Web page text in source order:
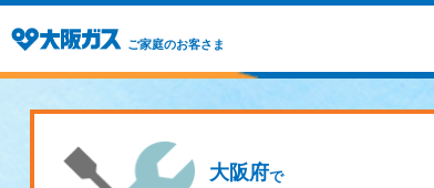
ご家庭のお客さま
大阪府で